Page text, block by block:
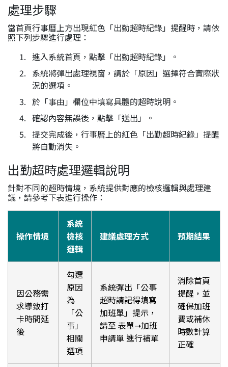
處理步驟
當首頁行事曆上方出現紅色「出勤超時紀錄」提醒時，請依
照下列步驟進行處理：
進入系統首頁，點擊「出勤超時紀錄」。
系統將彈出處理視窗，請於「原因」選擇符合實際狀
況的選項。
於「事由」欄位中填寫具體的超時說明。
確認內容無誤後，點擊「送出」。
提交完成後，行事曆上的紅色「出勤超時紀錄」提醒
將自動消失。
出勤超時處理邏輯說明
針對不同的超時情境，系統提供對應的檢核邏輯與處理建
議，請參考下表進行操作：
操作情境
系統
檢核
邏輯
建議處理方式 預期結果
因公務需
求導致打
卡時間延
後
勾選
原因
為
「公
事」
相關
選項
系統彈出「公事
超時請記得填寫
加班單」提示，
請至 表單➝加班
申請單 進行補單
消除首頁
提醒，並
確保加班
費或補休
時數計算
正確